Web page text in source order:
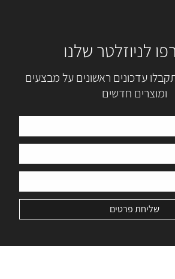
לניוזלטר שלנו
עדכונים ראשונים על מבצעים
ומוצרים חדשים